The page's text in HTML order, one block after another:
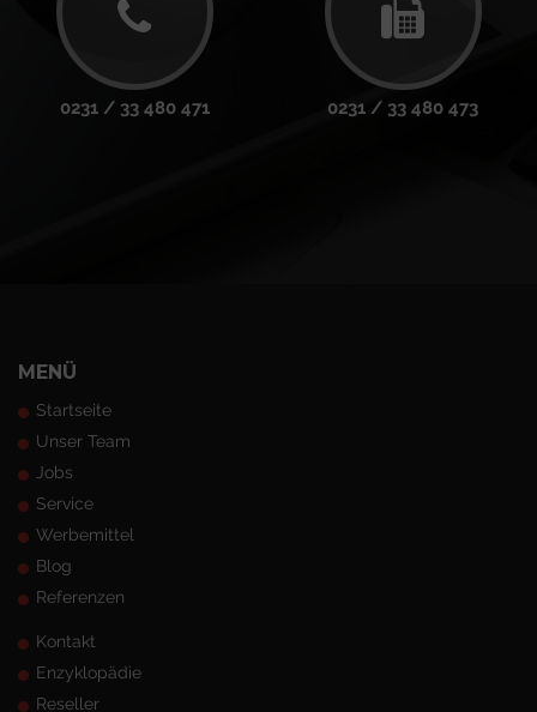
0231 / 33 480 471 0231 / 33 480 473
MENÜ
Startseite
Unser Team
Jobs
Service
Werbemittel
Blog
Referenzen
Kontakt
Enzyklopädie
Reseller